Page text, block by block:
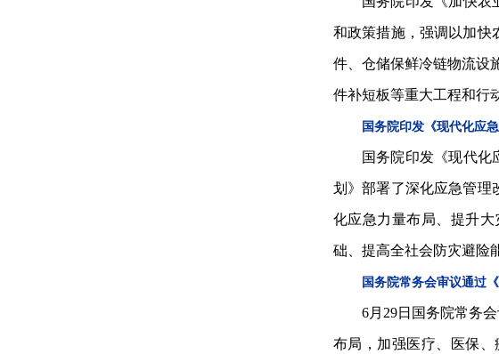
和政策措施，强调以加快
件、仓储保鲜冷链物流设
件补短板等重大工程和行
国务院印发《现代化应
国务院印发《现代化
划》部署了深化应急管理
化应急力量布局、提升
础、提高全社会防灾避险
国务院常务会审议通过
6月29日国务院常务
布局，加强医疗、医保